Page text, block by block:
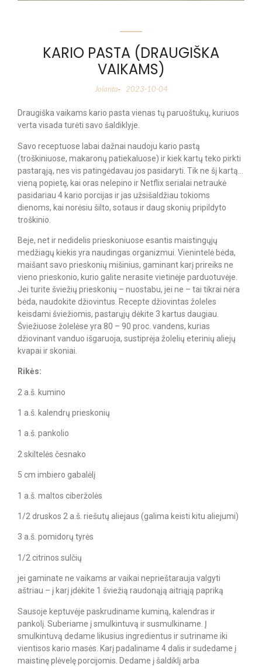
KARIO PASTA (DRAUGIŠKA
VAIKAMS)
Jolanta- 2023-10-04
Draugiška vaikams kario pasta vienas tų paruoštukų, kuriuos
verta visada turėti savo šaldiklyje.
Savo receptuose labai dažnai naudoju kario pastą
(troškiniuose, makaronų patiekaluose) ir kiek kartų teko pirkti
pastarąją, nes vis patingėdavau jos pasidaryti. Tik ne šį kartą…
vieną popietę, kai oras nelepino ir Netflix serialai netraukė
pasidariau 4 kario porcijas ir jas užsišaldžiau tokioms
dienoms, kai norėsiu šilto, sotaus ir daug skonių pripildyto
troškinio.
Beje, net ir nedidelis prieskoniuose esantis maistingųjų
medžiagų kiekis yra naudingas organizmui. Vienintelė bėda,
maišant savo prieskonių mišinius, gaminant karį prireiks ne
vieno prieskonio, kurio galite nerasite vietinėje parduotuvėje.
Jei turite šviežių prieskonių – nuostabu, jei ne – tai tikrai nėra
bėda, naudokite džiovintus. Recepte džiovintas žoleles
keisdami šviežiomis, pastarųjų dėkite 3 kartus daugiau.
Šviežiuose žolelėse yra 80 – 90 proc. vandens, kurias
džiovinant vanduo išgaruoja, sustiprėja žolelių eterinių aliejų
kvapai ir skoniai.
Rikės:
2 a.š. kumino
1 a.š. kalendrų prieskonių
1 a.š. pankolio
2 skiltelės česnako
5 cm imbiero gabalėlį
1 a.š. maltos ciberžolės
1/2 druskos 2 a.š. riešutų aliejaus (galima keisti kitu aliejumi)
3 a.š. pomidorų tyrės
1/2 citrinos sulčių
jei gaminate ne vaikams ar vaikai neprieštarauja valgyti
aštriau – į karį įdėkite 1 šviežią raudonąją aitriąją papriką
Sausoje keptuvėje paskrudiname kuminą, kalendras ir
pankolį. Suberiame į smulkintuvą ir susmulkiname. Į
smulkintuvą dedame likusius ingredientus ir sutriname iki
vientisos kario masės. Karį padaliname 4 dalis ir sudedame į
maistinę plėvelę porcijomis. Dedame į šaldiklį arba